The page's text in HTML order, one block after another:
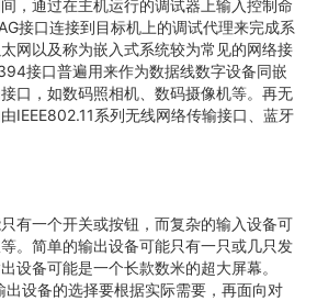
，通过在主机运行的调试器上输入控制命
接口连接到目标机上的调试代理来完成系
网以及称为嵌入式系统较为常见的网络接
接口普遍用来作为数据线数字设备同嵌
口，如数码照相机、数码摄像机等。再无
IEEE802.11系列无线网络传输接口、蓝牙
有一个开关或按钮，而复杂的输入设备可
。简单的输出设备可能只有一只或几只发
设备可能是一个长款数米的超大屏幕。
设备的选择要根据实际需要，再面向对